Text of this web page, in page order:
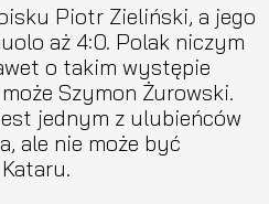
Piotr Zieliński, a jego
aż 4:0. Polak niczym
o takim występie
Szymon Żurowski.
jednym z ulubieńców
ale nie może być